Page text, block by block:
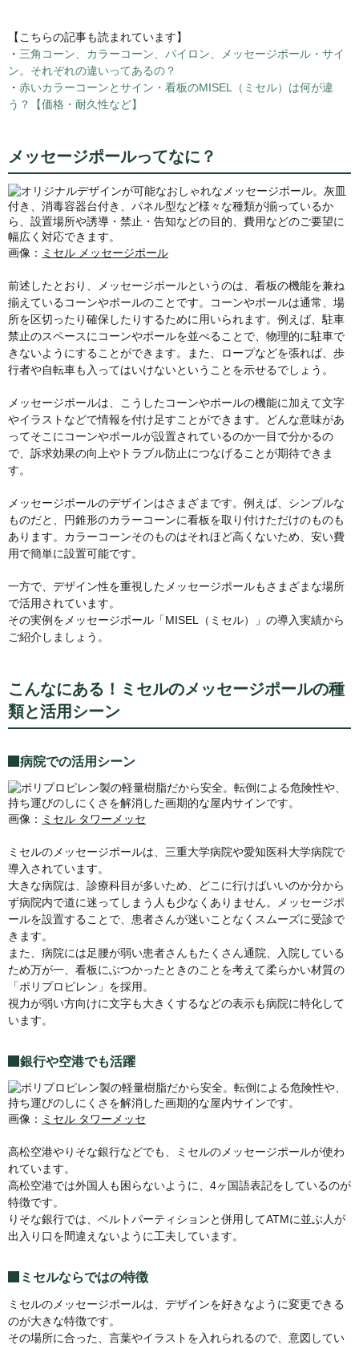
【こちらの記事も読まれています】
・ 三角コーン、カラーコーン、パイロン、メッセージポール・サイ
ン。それぞれの違いってあるの？
・ 赤いカラーコーンとサイン・看板のMISEL（ミセル）は何が違
う？【価格・耐久性など】
メッセージポールってなに？
画像： ミセル メッセージポール
前述したとおり、メッセージポールというのは、看板の機能を兼ね
揃えているコーンやポールのことです。コーンやポールは通常、場
所を区切ったり確保したりするために用いられます。例えば、駐車
禁止のスペースにコーンやポールを並べることで、物理的に駐車で
きないようにすることができます。また、ロープなどを張れば、歩
行者や自転車も入ってはいけないということを示せるでしょう。
メッセージポールは、こうしたコーンやポールの機能に加えて文字
やイラストなどで情報を付け足すことができます。どんな意味があ
ってそこにコーンやポールが設置されているのか一目で分かるの
で、訴求効果の向上やトラブル防止につなげることが期待できま
す。
メッセージポールのデザインはさまざまです。例えば、シンプルな
ものだと、円錐形のカラーコーンに看板を取り付けただけのものも
あります。カラーコーンそのものはそれほど高くないため、安い費
用で簡単に設置可能です。
一方で、デザイン性を重視したメッセージポールもさまざまな場所
で活用されています。
その実例をメッセージポール「MISEL（ミセル）」の導入実績から
ご紹介しましょう。
こんなにある！ミセルのメッセージポールの種
類と活用シーン
病院での活用シーン
画像： ミセル タワーメッセ
ミセルのメッセージポールは、三重大学病院や愛知医科大学病院で
導入されています。
大きな病院は、診療科目が多いため、どこに行けばいいのか分から
ず病院内で道に迷ってしまう人も少なくありません。メッセージポ
ールを設置することで、患者さんが迷いことなくスムーズに受診で
きます。
また、病院には足腰が弱い患者さんもたくさん通院、入院している
ため万が一、看板にぶつかったときのことを考えて柔らかい材質の
「ポリプロピレン」を採用。
視力が弱い方向けに文字も大きくするなどの表示も病院に特化して
います。
銀行や空港でも活躍
画像： ミセル タワーメッセ
高松空港やりそな銀行などでも、ミセルのメッセージポールが使わ
れています。
高松空港では外国人も困らないように、4ヶ国語表記をしているのが
特徴です。
りそな銀行では、ベルトパーティションと併用してATMに並ぶ人が
出入り口を間違えないように工夫しています。
ミセルならではの特徴
ミセルのメッセージポールは、デザインを好きなように変更できる
のが大きな特徴です。
その場所に合った、言葉やイラストを入れられるので、意図してい